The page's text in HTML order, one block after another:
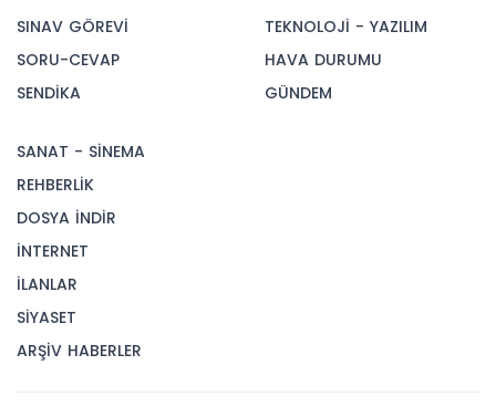
SINAV GÖREVİ
SORU-CEVAP
SENDİKA
TEKNOLOJİ - YAZILIM
HAVA DURUMU
GÜNDEM
SANAT - SİNEMA
REHBERLİK
DOSYA İNDİR
İNTERNET
İLANLAR
SİYASET
ARŞİV HABERLER